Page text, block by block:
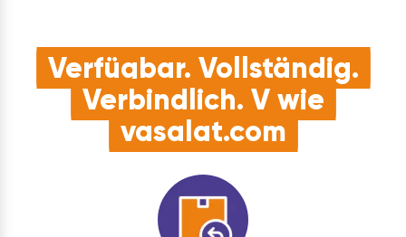
Verfügbar. Vollständig.
Verbindlich. V wie
vasalat.com